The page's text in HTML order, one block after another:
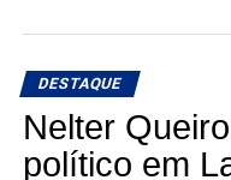
DESTAQUE
Nelter
político em